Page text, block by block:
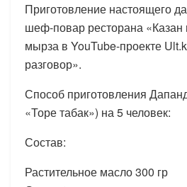
Приготовление настоящего
шеф-повар ресторана «Казан
мырза в YouTube-проекте
разговор».
Способ приготовления
«Торе табак») на 5 человек:
Состав:
Растительное масло 300 гр